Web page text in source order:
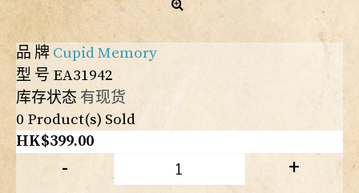
品 牌 Cupid Memory
型 号 EA31942
库存状态 有现货
0 Product(s) Sold
HK$399.00
- +